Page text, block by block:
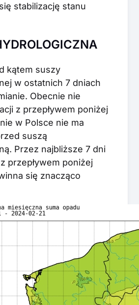
stabilizację stanu
kątem suszy
w ostatnich 7 dniach
Obecnie nie
z przepływem poniżej
w Polsce nie ma
suszą
Przez najbliższe 7 dni
przepływem poniżej
się znacząco